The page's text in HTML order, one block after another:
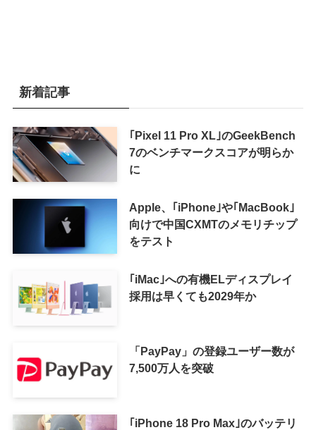
新着記事
｢Pixel 11 Pro XL｣のGeekBench
7のベンチマークスコアが明らか
に
Apple、｢iPhone｣や｢MacBook｣
向けで中国CXMTのメモリチップ
をテスト
｢iMac｣への有機ELディスプレイ
採用は早くても2029年か
「PayPay」の登録ユーザー数が
7,500万人を突破
｢iPhone 18 Pro Max｣のバッテリ